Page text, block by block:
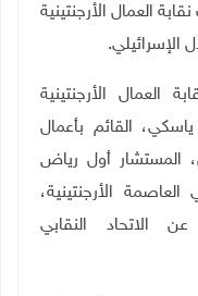
وفا- أكدت نقابة العمال الأرجنتينية
الإسرائيلي.
العمال الأرجنتينية
القائم بأعمال
المستشار أول رياض
الأرجنتينية،
الاتحاد النقابي